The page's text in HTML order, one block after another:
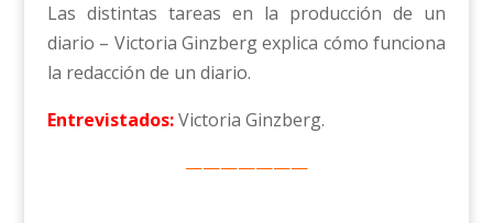
Las distintas tareas en la producción de un
diario – Victoria Ginzberg explica cómo funciona
la redacción de un diario.
Entrevistados:Victoria Ginzberg.
———————